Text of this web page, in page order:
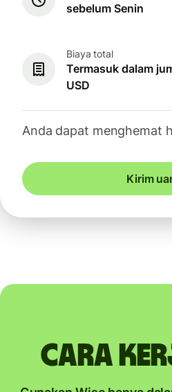
sebelum Senin
Biaya total
Termasuk dalam
USD
Anda dapat menghemat
Kirim
Cara